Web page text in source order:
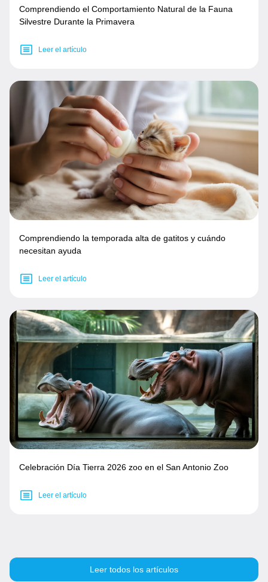
Comprendiendo el Comportamiento Natural de la Fauna
Silvestre Durante la Primavera
Leer el artículo
Comprendiendo la temporada alta de gatitos y cuándo
necesitan ayuda
Leer el artículo
Celebración Día Tierra 2026 zoo en el San Antonio Zoo
Leer el artículo
Leer todos los artículos